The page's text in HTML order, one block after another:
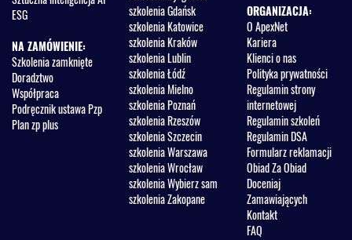
ESG
NA ZAMÓWIENIE:
Szkolenia zamknięte
Doradztwo
Współpraca
Podręcznik ustawa Pzp
Plan zp plus
szkolenia Gdańsk
szkolenia Katowice
szkolenia Kraków
szkolenia Lublin
szkolenia Łódź
szkolenia Mielno
szkolenia Poznań
szkolenia Rzeszów
szkolenia Szczecin
szkolenia Warszawa
szkolenia Wrocław
szkolenia Wybierz sam
szkolenia Zakopane
ORGANIZACJA:
O ApexNet
Kariera
Klienci o nas
Polityka prywatności
Regulamin strony
internetowej
Regulamin szkoleń
Regulamin DSA
Formularz reklamacji
Obiad Za Obiad
Doceniaj
Zamawiających
Kontakt
FAQ